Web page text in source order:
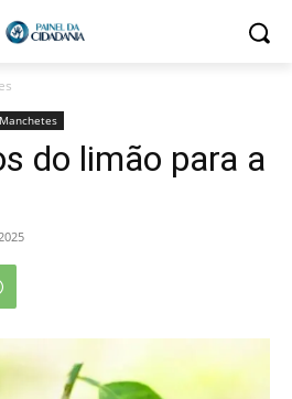
Manchetes
do limão para a